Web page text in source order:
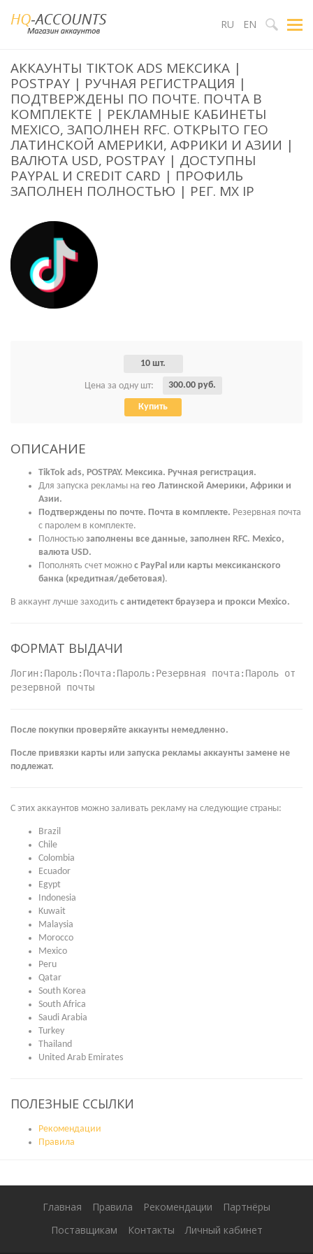
RU EN
АККАУНТЫ TIKTOK ADS МЕКСИКА |
POSTPAY | РУЧНАЯ РЕГИСТРАЦИЯ |
ПОДТВЕРЖДЕНЫ ПО ПОЧТЕ. ПОЧТА В
КОМПЛЕКТЕ | РЕКЛАМНЫЕ КАБИНЕТЫ
MEXICO, ЗАПОЛНЕН RFC. ОТКРЫТО ГЕО
ЛАТИНСКОЙ АМЕРИКИ, АФРИКИ И АЗИИ |
ВАЛЮТА USD, POSTPAY | ДОСТУПНЫ
PAYPAL И CREDIT CARD | ПРОФИЛЬ
ЗАПОЛНЕН ПОЛНОСТЬЮ | РЕГ. MX IP
10 шт.
Цена за одну шт: 300.00 руб.
Купить
ОПИСАНИЕ
TikTok ads, POSTPAY. Мексика. Ручная регистрация.
Для запуска рекламы на гео Латинской Америки, Африки и
Азии.
Подтверждены по почте. Почта в комплекте. Резервная почта
с паролем в комплекте.
Полностью заполнены все данные, заполнен RFC. Mexico,
валюта USD.
Пополнять счет можно с PayPal или карты мексиканского
банка (кредитная/дебетовая).
В аккаунт лучше заходить с антидетект браузера и прокси Mexico.
ФОРМАТ ВЫДАЧИ
Логин:Пароль:Почта:Пароль:Резервная почта:Пароль от
резервной почты
После покупки проверяйте аккаунты немедленно.
После привязки карты или запуска рекламы аккаунты замене не
подлежат.
С этих аккаунтов можно заливать рекламу на следующие страны:
Brazil
Chile
Colombia
Ecuador
Egypt
Indonesia
Kuwait
Malaysia
Morocco
Mexico
Peru
Qatar
South Korea
South Africa
Saudi Arabia
Turkey
Thailand
United Arab Emirates
ПОЛЕЗНЫЕ ССЫЛКИ
Рекомендации
Правила
Главная Правила Рекомендации
Партнёры
Поставщикам
Контакты Личный кабинет